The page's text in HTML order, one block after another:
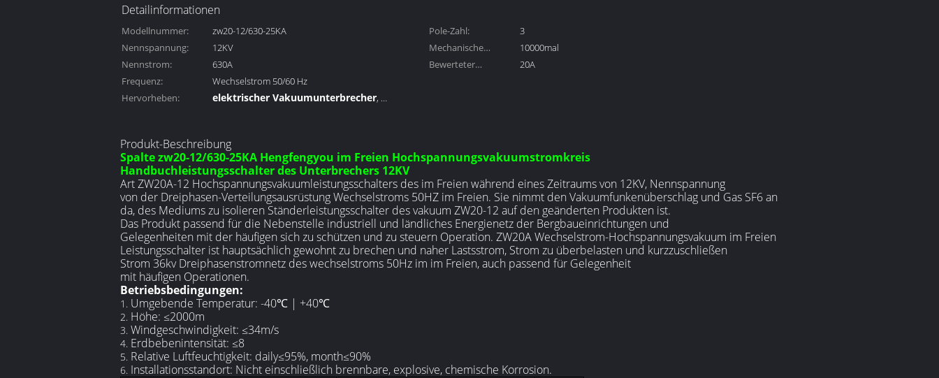
Detailinformationen
Modellnummer: zw20-12/630-25KA Pole-Zahl:
3
Nennspannung:
12KV
Mechanische
Lebensdauer:
10000mal
Nennstrom:
630A
Bewerteter
20A
Frequenz:
Wechselstrom 50/60 Hz
Hervorheben:
elektrischer Vakuumunterbrecher,
Produkt-Beschreibung
Spalte zw20-12/630-25KA Hengfengyou im Freien Hochspannungsvakuumstromkreis
Handbuchleistungsschalter des Unterbrechers 12KV
Art ZW20A-12 Hochspannungsvakuumleistungsschalters des im Freien während eines Zeitraums von 12KV, Nennspannung
von der Dreiphasen-Verteilungsausrüstung Wechselstroms 50HZ im Freien. Sie nimmt den Vakuumfunkenüberschlag und Gas SF6 an
da, des Mediums zu isolieren Ständerleistungsschalter des vakuum ZW20-12 auf den geänderten Produkten ist.
Das Produkt passend für die Nebenstelle industriell und ländliches Energienetz der Bergbaueinrichtungen und
Gelegenheiten mit der häufigen sich zu schützen und zu steuern Operation. ZW20A Wechselstrom-Hochspannungsvakuum im Freien
Leistungsschalter ist hauptsächlich gewohnt zu brechen und naher Lastsstrom, Strom zu überbelasten und kurzzuschließen
Strom 36kv Dreiphasenstromnetz des wechselstroms 50Hz im im Freien, auch passend für Gelegenheit
mit häufigen Operationen.
Betriebsbedingungen:
1. Umgebende Temperatur: -40℃ | +40℃
2. Höhe: ≤2000m
3. Windgeschwindigkeit: ≤34m/s
4. Erdbebenintensität: ≤8
5. Relative Luftfeuchtigkeit: daily≤95%, month≤90%
6. Installationsstandort: Nicht einschließlich brennbare, explosive, chemische Korrosion.